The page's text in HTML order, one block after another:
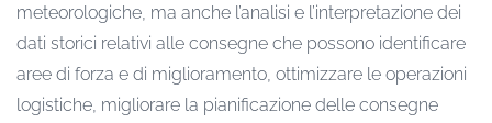
meteorologiche, ma anche l’analisi e l’interpretazione dei
dati storici relativi alle consegne che possono identificare
aree di forza e di miglioramento, ottimizzare le operazioni
logistiche, migliorare la pianificazione delle consegne